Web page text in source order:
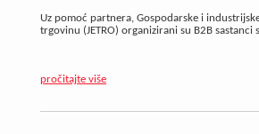
Uz pomoć partnera, Gospodarske i
trgovinu (JETRO) organizirani su B2B
pročitajte više